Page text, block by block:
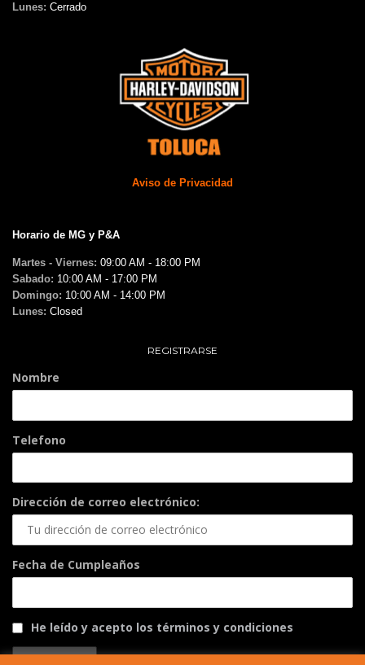
Lunes: Cerrado
Aviso de Privacidad
Horario de MG y P&A
Martes - Viernes: 09:00 AM - 18:00 PM
Sabado: 10:00 AM - 17:00 PM
Domingo: 10:00 AM - 14:00 PM
Lunes: Closed
REGISTRARSE
Nombre
Telefono
Dirección de correo electrónico:
Fecha de Cumpleaños
He leído y acepto los términos y condiciones